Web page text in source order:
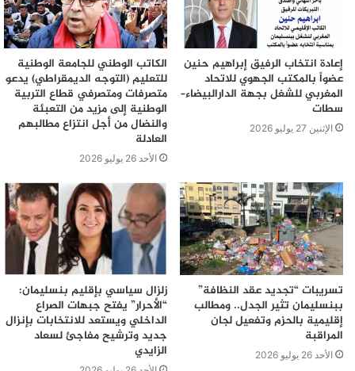
إعادة انتخاب الرفيق إبراهيم حنين
عضواً بالمكتب الجهوي للاتحاد
المغربي للشغل بجهة الدارالبيضاء–
سطات
الإثنين 27 يوليو 2026
الكاتب الوطني للجامعة الوطنية
للتعليم (التوجه الديمقراطي) يدعو
متصرفات ومتصرفي قطاع التربية
الوطنية إلى مزيد من التعبئة
والنضال من أجل انتزاع مطالبهم
العادلة
الأحد 26 يوليو 2026
تسريبات “تجديد عقد النظافة”
ببنسليمان تثير الجدل.. ومطالب
إقليمية بالحزم وتفعيل لجان
المراقبة
الأحد 26 يوليو 2026
زلزال سياسي بإقليم بنسليمان:
“الأحرار” يفتح جبهات الصراع
الداخلي ويستعد للانتخابات بإنزال
جديد وترشيح مفاجئ لسعاد
الزايدي